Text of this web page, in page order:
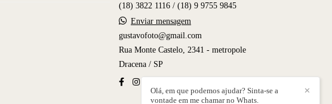
(18) 3822 1116 / (18) 9 9755 9845
Enviar mensagem
gustavofoto@gmail.com
Rua Monte Castelo, 2341 - metropole
Dracena / SP
✕
Olá, em que podemos ajudar? Sinta-se a
vontade em me chamar no Whats.